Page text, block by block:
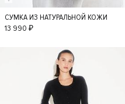
S
СУМКА ИЗ НАТУРАЛЬНОЙ КОЖИ
13 990 ₽